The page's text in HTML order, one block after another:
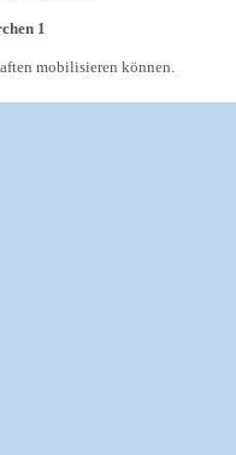
1
mobilisieren können.